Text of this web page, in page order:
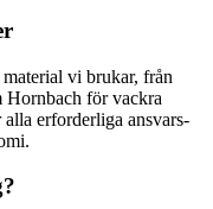
vi brukar, från
Hornbach för vackra
erforderliga ansvars-